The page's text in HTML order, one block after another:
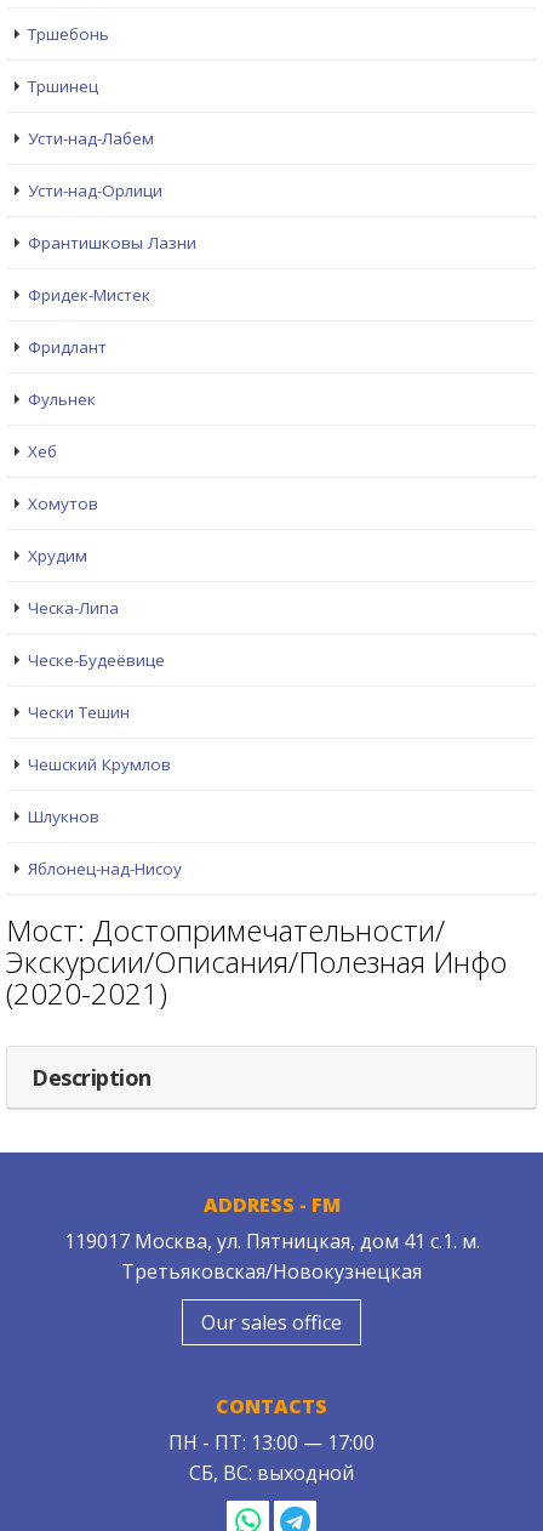
Тршебонь
Тршинец
Усти-над-Лабем
Усти-над-Орлици
Франтишковы Лазни
Фридек-Мистек
Фридлант
Фульнек
Хеб
Хомутов
Хрудим
Ческа-Липа
Ческе-Будеёвице
Чески Тешин
Чешский Крумлов
Шлукнов
Яблонец-над-Нисоу
Мост: Достопримечательности/
Экскурсии/Описания/Полезная Инфо
(2020-2021)
Description
ADDRESS - FM
119017 Москва, ул. Пятницкая, дом 41 с.1. м.
Третьяковская/Новокузнецкая
Our sales office
CONTACTS
ПН - ПТ: 13:00 — 17:00
СБ, ВС: выходной